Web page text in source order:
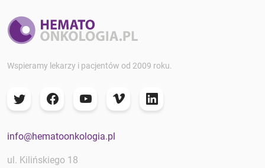
Wspieramy lekarzy i pacjentów od 2009 roku.
info@hematoonkologia.pl
ul. Kilińskiego 18